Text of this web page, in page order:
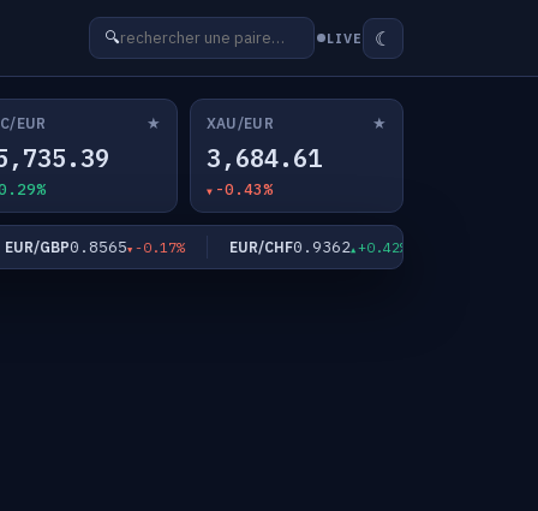
🔍 LIVE ☾
EUR ★ XAU/EUR ★
3,684.61
-0.43%
GBP0.8565 -0.17% EUR/CHF0.9362 +0.42%